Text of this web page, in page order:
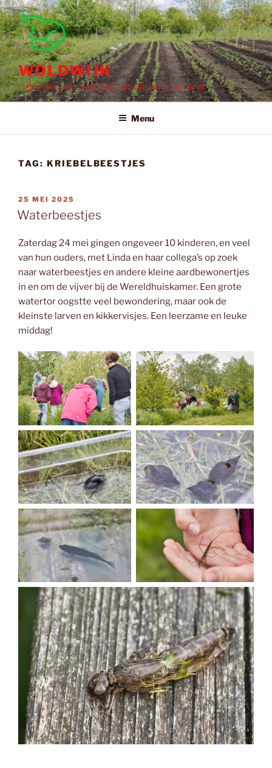
Ga
naar
de
inhoud
WOLDWIJK
coöperatie voor duurzame initiatieven in Ten Boer
Menu
TAG: KRIEBELBEESTJES
GEPLAATST
OP
25 MEI 2025
Waterbeestjes
Zaterdag 24 mei gingen ongeveer 10 kinderen, en veel
van hun ouders, met Linda en haar collega’s op zoek
naar waterbeestjes en andere kleine aardbewonertjes
in en om de vijver bij de Wereldhuiskamer. Een grote
watertor oogstte veel bewondering, maar ook de
kleinste larven en kikkervisjes. Een leerzame en leuke
middag!